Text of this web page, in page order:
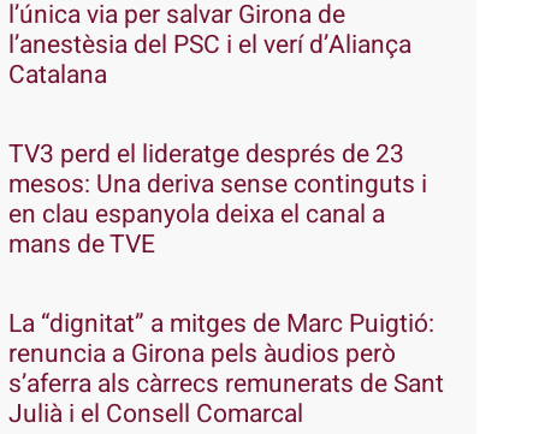
l’única via per salvar Girona de
l’anestèsia del PSC i el verí d’Aliança
Catalana
TV3 perd el lideratge després de 23
mesos: Una deriva sense continguts i
en clau espanyola deixa el canal a
mans de TVE
La “dignitat” a mitges de Marc Puigtió:
renuncia a Girona pels àudios però
s’aferra als càrrecs remunerats de Sant
Julià i el Consell Comarcal